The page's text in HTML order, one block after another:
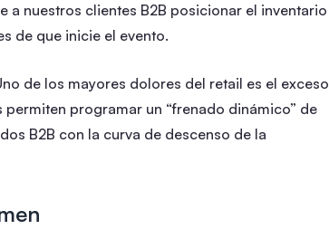
nuestros clientes B2B posicionar el inventario
de que inicie el evento.
de los mayores dolores del retail es el exceso
programar un “frenado dinámico” de
B2B con la curva de descenso de la